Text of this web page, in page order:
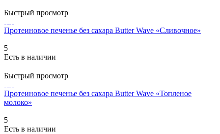
Быстрый просмотр
Протеиновое печенье без сахара Butter Wave «Сливочное»
5
Есть в наличии
Быстрый просмотр
Протеиновое печенье без сахара Butter Wave «Топленое
молоко»
5
Есть в наличии